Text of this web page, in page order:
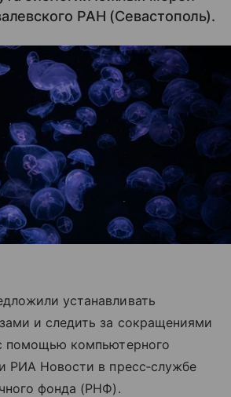
РАН (Севастополь).
устанавливать
и следить за сокращениями
помощью компьютерного
РИА Новости в пресс‑службе
фонда (РНФ).